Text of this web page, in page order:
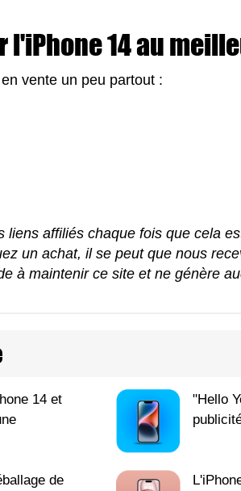
l'iPhone 14 au
vente un peu partout :
liens affiliés chaque fois que cela
un achat, il se peut que nous
à maintenir ce site et ne génère
14 et
"Hello
de